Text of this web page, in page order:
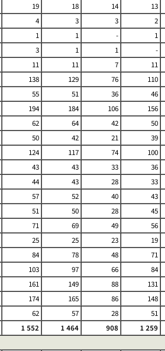
19 18 14 13
4 3 3 2
1 1 - 1
3 1 1 -
11 11 7 11
138 129 76 110
55 51 36 46
194 184 106 156
62 64 42 50
50 42 21 39
124 117 74 100
43 43 33 36
44 43 28 33
57 52 40 43
51 50 28 45
71 69 49 56
25 25 23 19
84 78 48 71
103 97 66 84
161 149 88 131
174 165 86 148
62 57 28 51
1 552 1 464 908 1 259